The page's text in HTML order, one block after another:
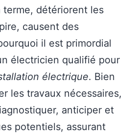
terme, détériorent les
causent des
il est primordial
électricien qualifié pour
électrique. Bien
les travaux nécessaires,
anticiper et
potentiels, assurant